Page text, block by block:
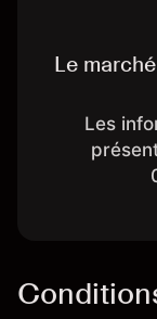
Le
Les